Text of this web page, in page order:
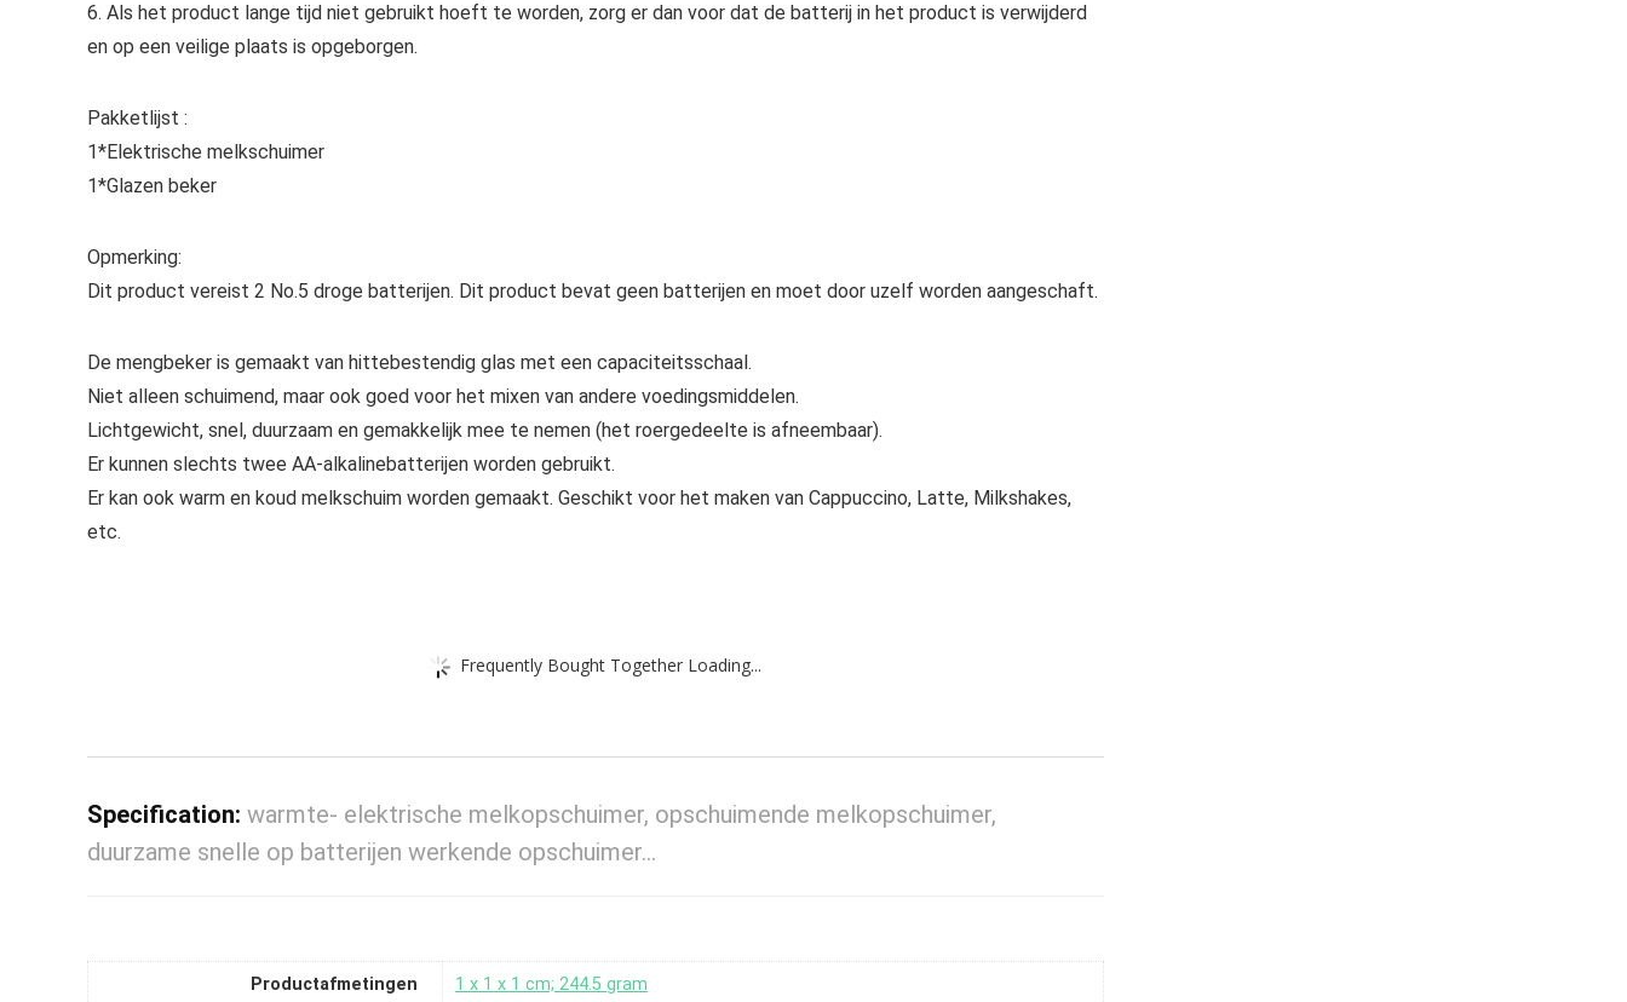
6. Als het product lange tijd niet gebruikt hoeft te worden, zorg er dan voor dat de batterij in het product is verwijderd
en op een veilige plaats is opgeborgen.
Pakketlijst :
1*Elektrische melkschuimer
1*Glazen beker
Opmerking:
Dit product vereist 2 No.5 droge batterijen. Dit product bevat geen batterijen en moet door uzelf worden aangeschaft.
De mengbeker is gemaakt van hittebestendig glas met een capaciteitsschaal.
Niet alleen schuimend, maar ook goed voor het mixen van andere voedingsmiddelen.
Lichtgewicht, snel, duurzaam en gemakkelijk mee te nemen (het roergedeelte is afneembaar).
Er kunnen slechts twee AA-alkalinebatterijen worden gebruikt.
Er kan ook warm en koud melkschuim worden gemaakt. Geschikt voor het maken van Cappuccino, Latte, Milkshakes,
etc.
Frequently Bought Together Loading...
Specification: warmte- elektrische melkopschuimer, opschuimende melkopschuimer,
duurzame snelle op batterijen werkende opschuimer…
Productafmetingen ‎1 x 1 x 1 cm; 244.5 gram